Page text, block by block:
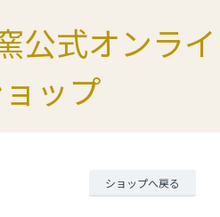
公式オンライ
ップ
ショップへ戻る